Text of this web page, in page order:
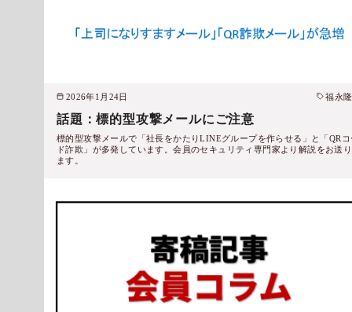
2026年1月24日 福永
話題：標的型攻撃メールにご注意
標的型攻撃メールで「社長をかたりLINEグループを作らせる」と「QRコ
ド詐欺」が多発しています。会員のセキュリティ専門家より解説をお送り
ます。